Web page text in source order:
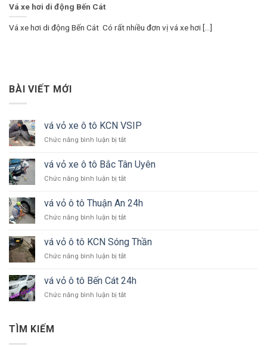
Vá xe hơi di động Bến Cát
Vá xe hơi di động Bến Cát Có rất nhiều đơn vị vá xe hơi [...]
BÀI VIẾT MỚI
vá vỏ xe ô tô KCN VSIP
Chức năng bình luận bị tắtở
vỏ
xe
ô
KCN
vá vỏ xe ô tô Bắc Tân Uyên
Chức năng bình luận bị tắtở
vỏ
xe
ô
Bắc
Tân
Uyên
vá vỏ ô tô Thuận An 24h
Chức năng bình luận bị tắtở
ô
tô
An
vá vỏ ô tô KCN Sóng Thần
Chức năng bình luận bị tắtở
vỏ
ô
tô
vá vỏ ô tô Bến Cát 24h
Chức năng bình luận bị tắtở
TÌM KIẾM